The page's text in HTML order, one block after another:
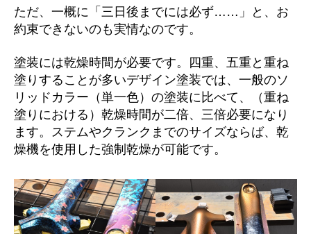
ただ、一概に「三日後までには必ず……」と、お
約束できないのも実情なのです。
塗装には乾燥時間が必要です。四重、五重と重ね
塗りすることが多いデザイン塗装では、一般のソ
リッドカラー（単一色）の塗装に比べて、（重ね
塗りにおける）乾燥時間が二倍、三倍必要になり
ます。ステムやクランクまでのサイズならば、乾
燥機を使用した強制乾燥が可能です。